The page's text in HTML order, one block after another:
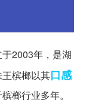
2003年，是湖
槟榔以其口感
榔行业多年。